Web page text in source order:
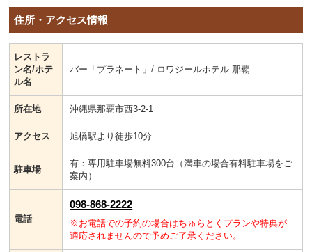
住所・アクセス情報
レストラ
ン名/ホテ
ル名
バー「プラネート」/ ロワジールホテル 那覇
所在地 沖縄県那覇市西3-2-1
アクセス 旭橋駅より徒歩10分
駐車場
有：専用駐車場無料300台（満車の場合有料駐車場をご
案内）
電話
098-868-2222
※お電話での予約の場合はちゅらとくプランや特典が
適応されませんので予めご了承ください。